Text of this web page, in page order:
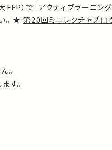
）で「アクティブラーニン
。 ★第20回ミニレクチャプロ
。
す。